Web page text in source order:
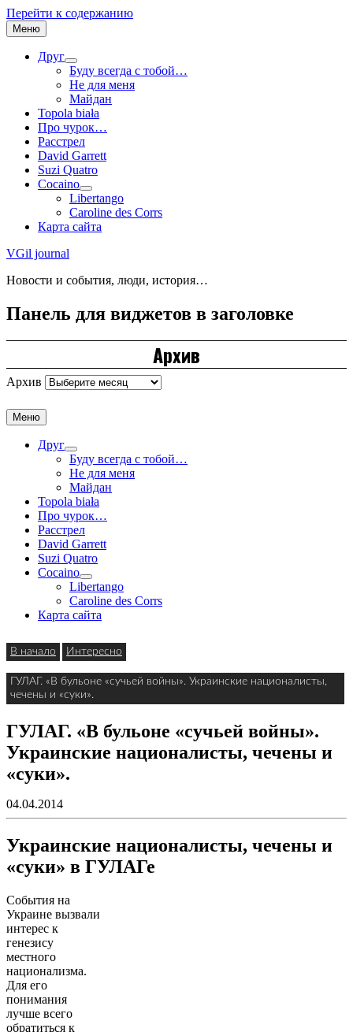
Перейти к содержанию
Меню
Друг
Буду всегда с тобой…
Не для меня
Майдан
Topola biała
Про чурок…
Расстрел
David Garrett
Suzi Quatro
Cocaino
Libertango
Caroline des Corrs
Карта сайта
VGil journal
Новости и события, люди, история…
Панель для виджетов в заголовке
Архив
Архив
Меню
Друг
Буду всегда с тобой…
Не для меня
Майдан
Topola biała
Про чурок…
Расстрел
David Garrett
Suzi Quatro
Cocaino
Libertango
Caroline des Corrs
Карта сайта
В начало Интересно
ГУЛАГ. «В бульоне «сучьей войны». Украинские националисты,
чечены и «суки».
ГУЛАГ. «В бульоне «сучьей войны».
Украинские националисты, чечены и
«суки».
04.04.2014
Украинские националисты, чечены и
«суки» в ГУЛАГе
События на
Украине вызвали
интерес к
генезису
местного
национализма.
Для его
понимания
лучше всего
обратиться к